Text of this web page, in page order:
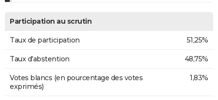
Participation au scrutin
Taux de participation 51,25%
Taux d'abstention 48,75%
Votes blancs (en pourcentage des votes
exprimés)
1,83%